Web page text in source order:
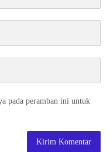
pada peramban ini untuk